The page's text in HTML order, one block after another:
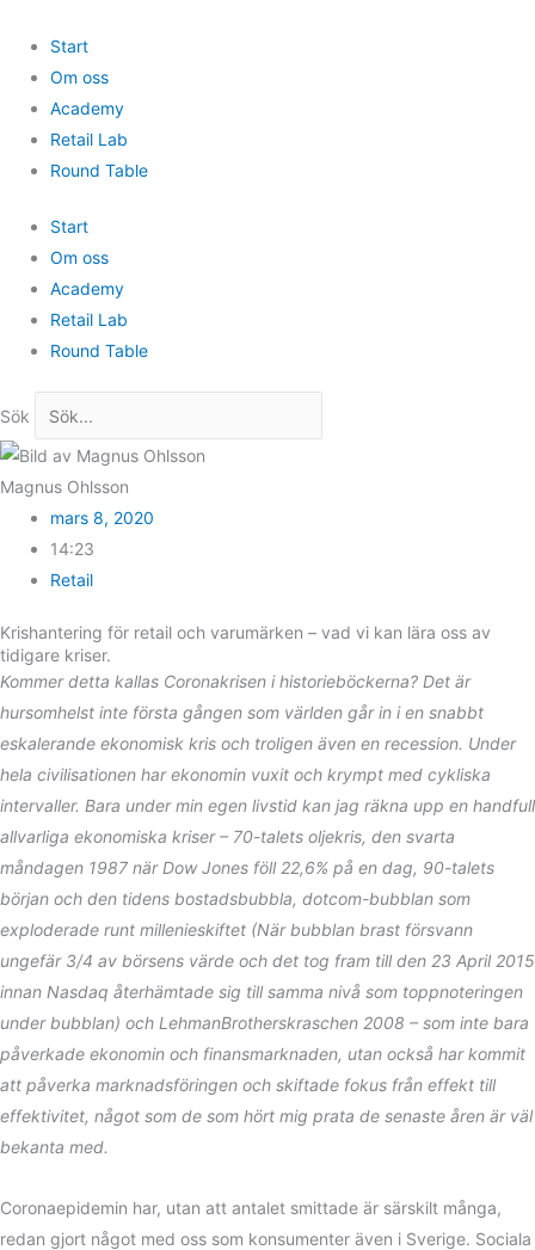
innehåll
Start
Om oss
Academy
Retail Lab
Round Table
Start
Om oss
Academy
Retail Lab
Round Table
Sök
Magnus Ohlsson
mars 8, 2020
14:23
Retail
Krishantering för retail och varumärken – vad vi kan lära oss av
tidigare kriser.
Kommer detta kallas Coronakrisen i historieböckerna? Det är
hursomhelst inte första gången som världen går in i en snabbt
eskalerande ekonomisk kris och troligen även en recession. Under
hela civilisationen har ekonomin vuxit och krympt med cykliska
intervaller. Bara under min egen livstid kan jag räkna upp en handfull
allvarliga ekonomiska kriser – 70-talets oljekris, den svarta
måndagen 1987 när Dow Jones föll 22,6% på en dag, 90-talets
början och den tidens bostadsbubbla, dotcom-bubblan som
exploderade runt millenieskiftet (När bubblan brast försvann
ungefär 3/4 av börsens värde och det tog fram till den 23 April 2015
innan Nasdaq återhämtade sig till samma nivå som toppnoteringen
under bubblan) och LehmanBrotherskraschen 2008 – som inte bara
påverkade ekonomin och finansmarknaden, utan också har kommit
att påverka marknadsföringen och skiftade fokus från effekt till
effektivitet, något som de som hört mig prata de senaste åren är väl
bekanta med.
Coronaepidemin har, utan att antalet smittade är särskilt många,
redan gjort något med oss som konsumenter även i Sverige. Sociala